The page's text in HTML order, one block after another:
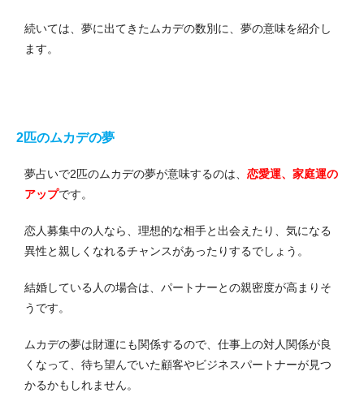
続いては、夢に出てきたムカデの数別に、夢の意味を紹介し
ます。
2️匹のムカデの夢
夢占いで2匹のムカデの夢が意味するのは、 恋愛運、家庭運の
アップです。
恋人募集中の人なら、理想的な相手と出会えたり、気になる
異性と親しくなれるチャンスがあったりするでしょう。
結婚している人の場合は、パートナーとの親密度が高まりそ
うです。
ムカデの夢は財運にも関係するので、仕事上の対人関係が良
くなって、待ち望んでいた顧客やビジネスパートナーが見つ
かるかもしれません。